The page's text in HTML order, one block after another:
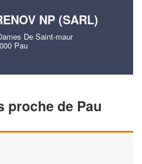
NP (SARL)
De Saint-maur
Pau
proche de Pau